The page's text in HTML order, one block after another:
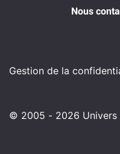
Nous
Gestion de la
© 2005 - 2026 Univers